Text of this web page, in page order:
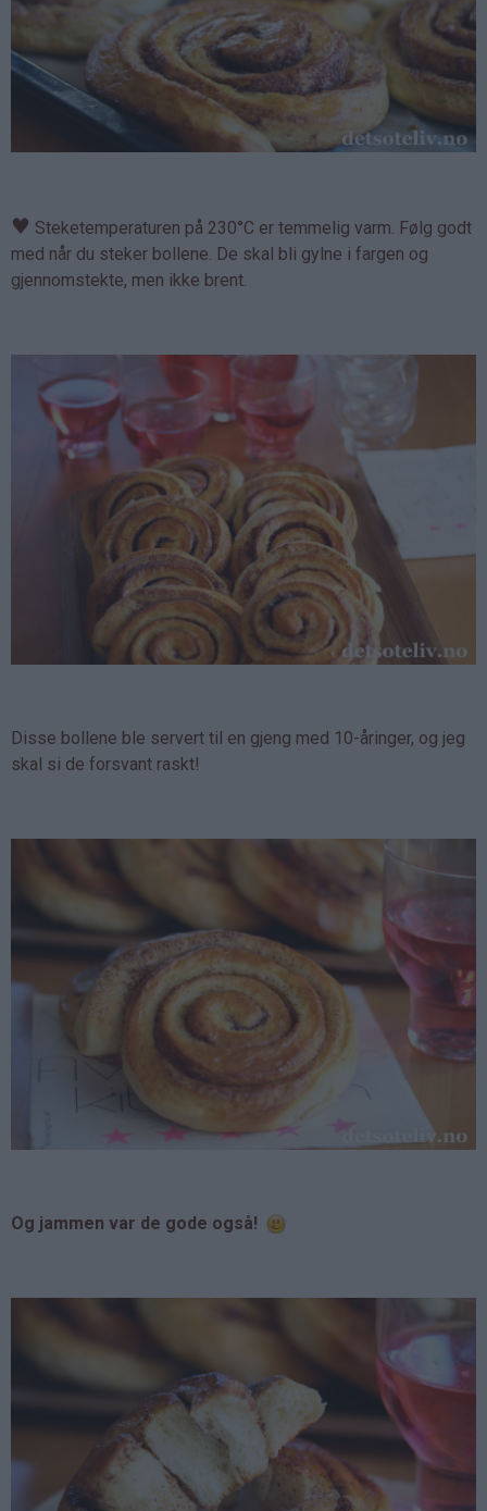
♥ Steketemperaturen på 230°C er temmelig varm. Følg godt
med når du steker bollene. De skal bli gylne i fargen og
gjennomstekte, men ikke brent.
Disse bollene ble servert til en gjeng med 10-åringer, og jeg
skal si de forsvant raskt!
Og jammen var de gode også!